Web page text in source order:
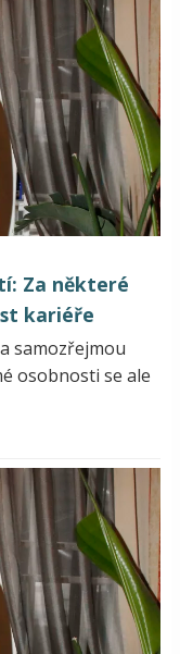
Za některé
kariéře
samozřejmou
osobnosti se ale